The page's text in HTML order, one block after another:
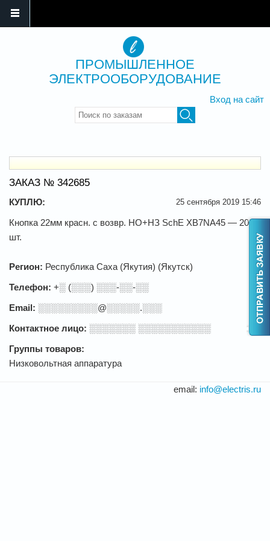
ПРОМЫШЛЕННОЕ
ЭЛЕКТРООБОРУДОВАНИЕ
Вход на сайт
Введите ключевые слова для
ЗАКАЗ № 342685
25 сентября 2019 15:46
КУПЛЮ:
Кнопка 22мм красн. с возвр. НО+НЗ SchE XB7NA45 — 20
шт.
Регион: Республика Саха (Якутия) (Якутск)
Телефон: +░ (░░░) ░░░-░░-░░
Email: ░░░░░░░░░@░░░░░.░░░
Контактное лицо: ░░░░░░░ ░░░░░░░░░░░
Группы товаров:
Низковольтная аппаратура
email: info@electris.ru